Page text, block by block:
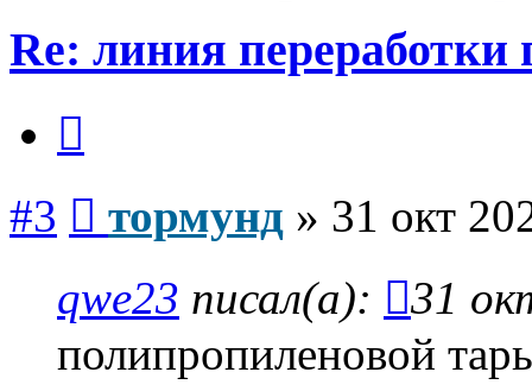
Re: линия
#3 тормунд » 31 окт
qwe23 писал(а):
31
полипропиленовой